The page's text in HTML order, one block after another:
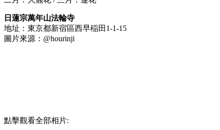
日蓮宗萬年山法輪寺
地址：東京都新宿區西早稲田1-1-15
圖片來源：@hourinji
點擊觀看全部相片: